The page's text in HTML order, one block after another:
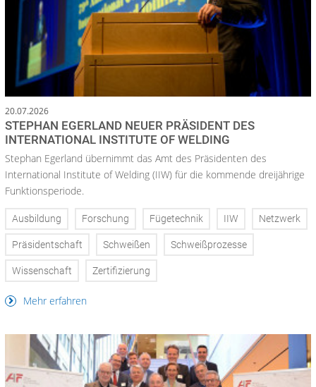
20.07.2026
STEPHAN EGERLAND NEUER PRÄSIDENT DES
INTERNATIONAL INSTITUTE OF WELDING
Stephan Egerland übernimmt das Amt des Präsidenten des
International Institute of Welding (IIW) für die kommende dreijährige
Funktionsperiode.
Ausbildung Forschung Fügetechnik IIW Netzwerk
Präsidentschaft Schweißen Schweißprozesse
Wissenschaft Zertifizierung
Mehr erfahren